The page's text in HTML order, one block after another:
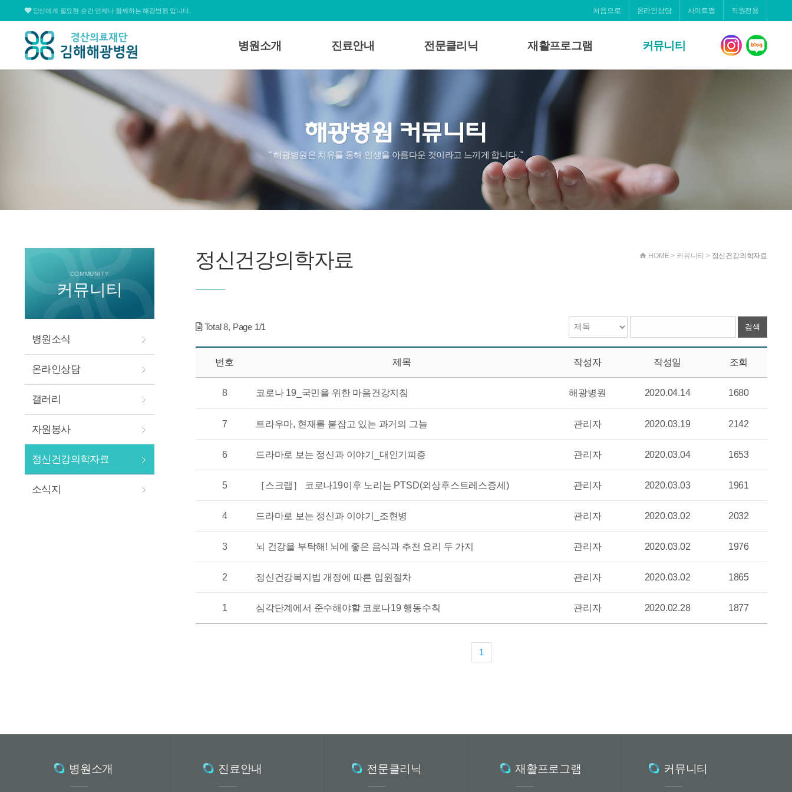
당신에게 필요한 순간 언제나 함께하는 해광병원 입니다. 처음으로 온라인상담 사이트맵 직원전용
병원소개
미션 및 비전
병원연혁
심볼&로고
병원조직도
병원둘러보기
찾아오시는길
진료안내
의료진소개
외래진료
입퇴원/면회안내
비급여목록표
자주묻는질문
심리검사
전문클리닉
노인성치매
불면증
불안증
재활프로그램
알코올중독클리닉
낮병원(스프링)
커뮤니티
정신건강의학자료
대표전화
055.311.1678
09:00 ~ 12:30 / 13:30 ~ 17:00
" 해광병원은 치유를 통해 인생을 아름다운 것이라고 느끼게 합니다. "
COMMUNITY
커뮤니티
병원소식
온라인상담
갤러리
자원봉사
정신건강의학자료
소식지
HOME > 커뮤니티 > 정신건강의학자료
정신건강의학자료
Total8, Page 1/1 검색
번호 제목 작성자 작성일 조회
8 코로나 19_국민을 위한 마음건강지침 해광병원 2020.04.14 1680
7 트라우마, 현재를 붙잡고 있는 과거의 그늘 관리자 2020.03.19 2142
6 드라마로 보는 정신과 이야기_대인기피증 관리자 2020.03.04 1653
5 ［스크랩］ 코로나19이후 노리는 PTSD(외상후스트레스증세) 관리자 2020.03.03 1961
4 드라마로 보는 정신과 이야기_조현병 관리자 2020.03.02 2032
3 뇌 건강을 부탁해! 뇌에 좋은 음식과 추천 요리 두 가지 관리자 2020.03.02 1976
2 정신건강복지법 개정에 따른 입원절차 관리자 2020.03.02 1865
1 심각단계에서 준수해야할 코로나19 행동수칙 관리자 2020.02.28 1877
1
병원소개 진료안내 전문클리닉 재활프로그램 커뮤니티